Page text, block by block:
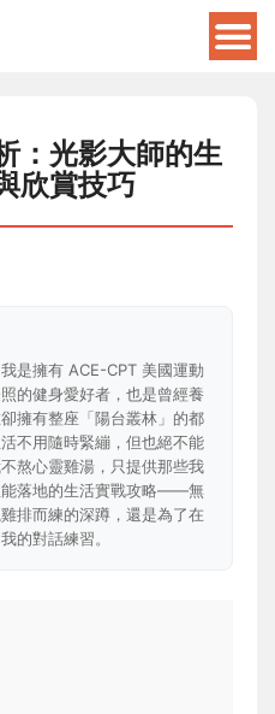
：光影大師的生
欣賞技巧
是擁有 ACE-CPT 美國運動
的健身愛好者，也是曾經養
擁有整座「陽台叢林」的都
不用隨時緊繃，但也絕不能
熬心靈雞湯，只提供那些我
能落地的生活實戰攻略——無
排而練的深蹲，還是為了在
的對話練習。